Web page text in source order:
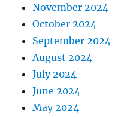
November 2024
October 2024
September 2024
August 2024
July 2024
June 2024
May 2024